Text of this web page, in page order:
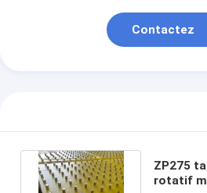
Contactez
ZP275
rotatif